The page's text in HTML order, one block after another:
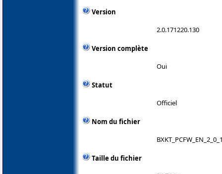
Version
2.0.171220.130
Version complète
Oui
Statut
Officiel
Nom du fichier
Taille du fichier